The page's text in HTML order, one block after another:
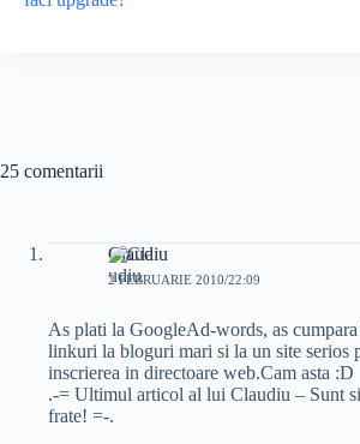
25 comentarii
Claudiu
2 FEBRUARIE 2010/22:09
As plati la GoogleAd-words, as cumpara
linkuri la bloguri mari si la un site serios
inscrierea in directoare web.Cam asta :D
.-= Ultimul articol al lui Claudiu – Sunt
frate! =-.